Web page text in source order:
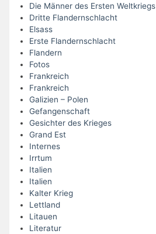
Die Männer des Ersten Weltkriegs
Dritte Flandernschlacht
Elsass
Erste Flandernschlacht
Flandern
Fotos
Frankreich
Frankreich
Galizien – Polen
Gefangenschaft
Gesichter des Krieges
Grand Est
Internes
Irrtum
Italien
Italien
Kalter Krieg
Lettland
Litauen
Literatur